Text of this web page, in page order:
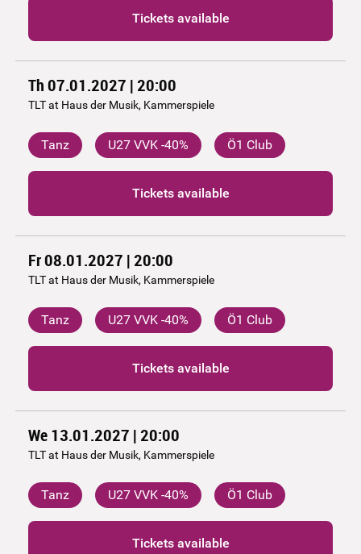
Tickets available
Th 07.01.2027 | 20:00
TLT at Haus der Musik, Kammerspiele
Tanz U27 VVK -40% Ö1 Club
Tickets available
Fr 08.01.2027 | 20:00
TLT at Haus der Musik, Kammerspiele
Tanz U27 VVK -40% Ö1 Club
Tickets available
We 13.01.2027 | 20:00
TLT at Haus der Musik, Kammerspiele
Tanz U27 VVK -40% Ö1 Club
Tickets available